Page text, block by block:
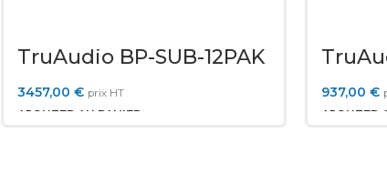
TruAudio BP-SUB-12PAK
3457,00 € prix HT
AJOUTER AU PANIER
937,00€
AJOUTER